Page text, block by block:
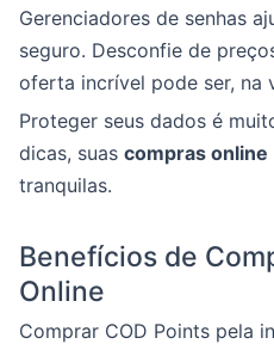
Gerenciadores de senhas
seguro. Desconfie de
oferta incrível pode ser, na
Proteger seus dados é
dicas, suas compras online
tranquilas.
Benefícios de
Online
Comprar COD Points pela